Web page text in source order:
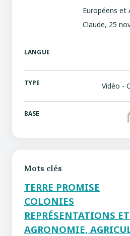
Européens et
Claude, 25
LANGUE
TYPE Vidéo -
BASE
Mots clés
TERRE PROMISE
COLONIES
REPRÉSENTATIONS
AGRONOMIE,